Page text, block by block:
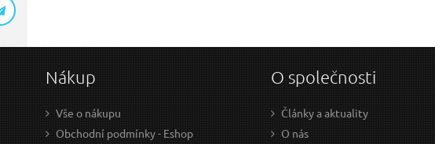
Nákup
Vše o nákupu
Obchodní podmínky - Eshop
O společnosti
Články a aktuality
O nás